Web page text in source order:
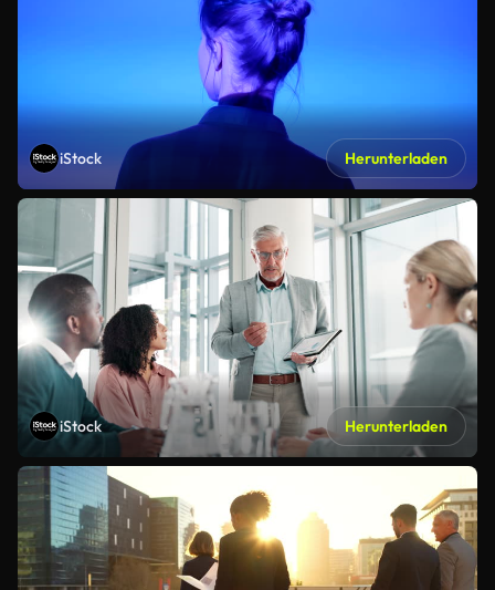
iStock Herunterladen
iStock Herunterladen